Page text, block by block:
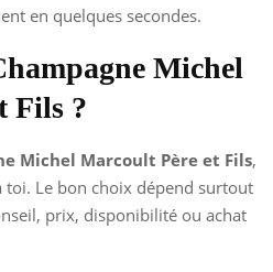
en quelques secondes.
Michel
Fils ?
Michel Marcoult Père et Fils,
toi. Le bon choix dépend surtout
prix, disponibilité ou achat